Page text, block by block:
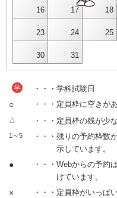
16 17 18
23 24 25
30 31
学 ・・・学科試験日
○ ・・・定員枠に空きが
△ ・・・定員枠の残が少
1～5
・・・残りの予約枠数
示しています。
●
・・・Webからの予約
けています。
×
・・・定員枠がいっぱ